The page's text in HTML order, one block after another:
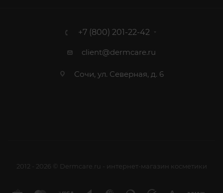
+7 (800) 201-22-42
client@dermcare.ru
Сочи, ул. Северная, д. 6
2012 - 2026 © Dermcare.ru - интернет-магазин косметики